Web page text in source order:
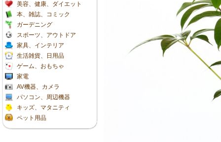
美容、健康、ダイエット
本、雑誌、コミック
ガーデニング
スポーツ、アウトドア
家具、インテリア
生活雑貨、日用品
ゲーム、おもちゃ
家電
AV機器、カメラ
パソコン、周辺機器
キッズ、マタニティ
ペット用品